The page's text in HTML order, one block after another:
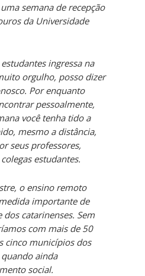
semana de recepção
da Universidade
ingressa na
orgulho, posso dizer
Por enquanto
pessoalmente,
você tenha tido a
mesmo a distância,
seus professores,
estudantes.
o ensino remoto
importante de
catarinenses. Sem
com mais de 50
cinco municípios dos
ainda
social.